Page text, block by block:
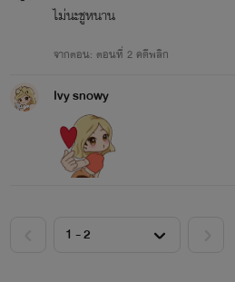
ไม่นะชูหนาน
จากตอน: ตอนที่ 2 คดีพลิก
Ivy snowy